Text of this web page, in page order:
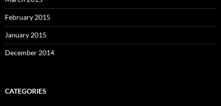
February 2015
January 2015
December 2014
CATEGORIES